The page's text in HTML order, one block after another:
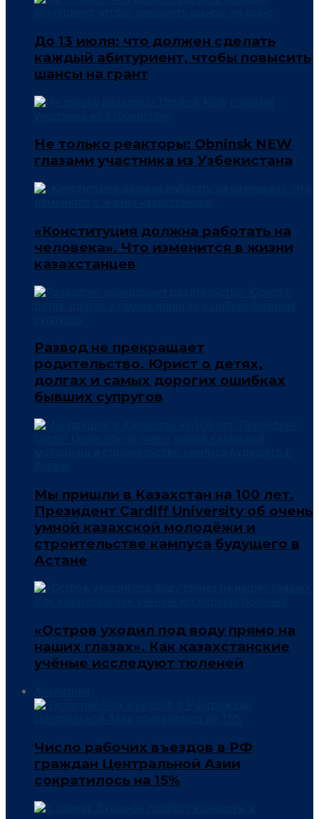
До 13 июля: что должен сделать
каждый абитуриент, чтобы повысить
шансы на грант
Не только реакторы: Obninsk NEW
глазами участника из Узбекистана
«Конституция должна работать на
человека». Что изменится в жизни
казахстанцев
Развод не прекращает
родительство. Юрист о детях,
долгах и самых дорогих ошибках
бывших супругов
Мы пришли в Казахстан на 100 лет.
Президент Cardiff University об очень
умной казахской молодёжи и
строительстве кампуса будущего в
Астане
«Остров уходил под воду прямо на
наших глазах». Как казахстанские
учёные исследуют тюленей
Число рабочих въездов в РФ
граждан Центральной Азии
сократилось на 15%